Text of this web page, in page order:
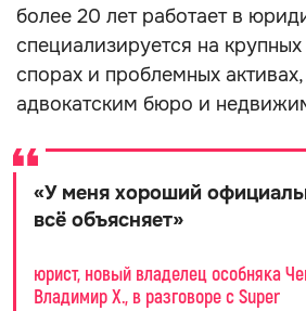
более 20 лет работает в
специализируется на
спорах и проблемных
адвокатским бюро и
«У меня хороший
всё объясняет»
юрист, новый владелец особняка
Владимир Х., в разговоре с Super